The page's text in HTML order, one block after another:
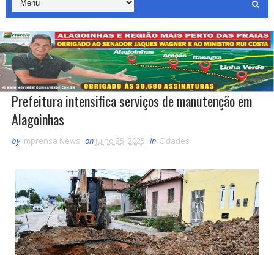
Prefeitura intensifica serviços de manutenção em
Alagoinhas
by Imprensa News on julho 25, 2025 in Cidades